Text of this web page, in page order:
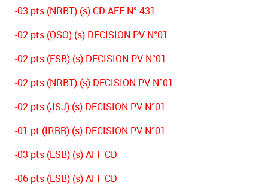
-03 pts (NRBT) (s) CD AFF N° 431
-02 pts (OSO) (s) DECISION PV N°01
-02 pts (ESB) (s) DECISION PV N°01
-02 pts (NRBT) (s) DECISION PV N°01
-02 pts (JSJ) (s) DECISION PV N°01
-01 pt (IRBB) (s) DECISION PV N°01
-03 pts (ESB) (s) AFF CD
-06 pts (ESB) (s) AFF CD